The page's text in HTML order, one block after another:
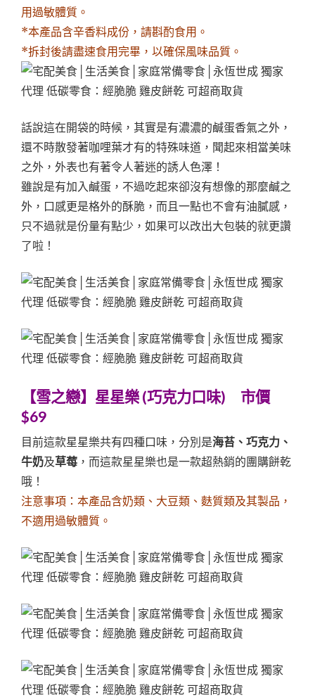
用過敏體質。
*本產品含辛香料成份，請斟酌食用。
*拆封後請盡速食用完畢，以確保風味品質。
話說這在開袋的時候，其實是有濃濃的鹹蛋香氣之外，
還不時散發著咖哩葉才有的特殊味道，聞起來相當美味
之外，外表也有著令人著迷的誘人色澤！
雖說是有加入鹹蛋，不過吃起來卻沒有想像的那麼鹹之
外，口感更是格外的酥脆，而且一點也不會有油膩感，
只不過就是份量有點少，如果可以改出大包裝的就更讚
了啦！
【雪之戀】星星樂 (巧克力口味) 市價
$69
目前這款星星樂共有四種口味，分別是海苔、巧克力、
牛奶及草莓 ，而這款星星樂也是一款超熱銷的團購餅乾
哦！
注意事項：本產品含奶類、大豆類、麩質類及其製品，
不適用過敏體質。